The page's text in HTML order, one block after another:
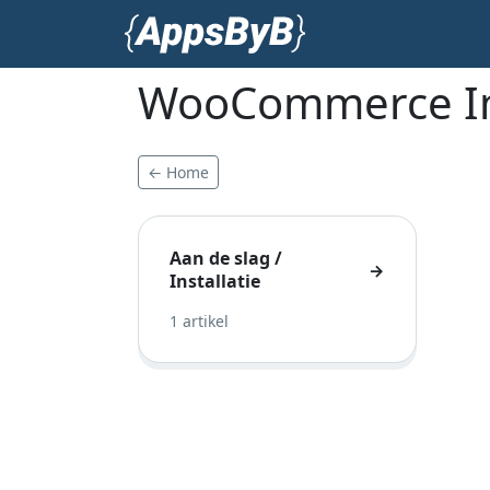
WooCommerce
← Home
Aan de slag /
Installatie
→
1 artikel